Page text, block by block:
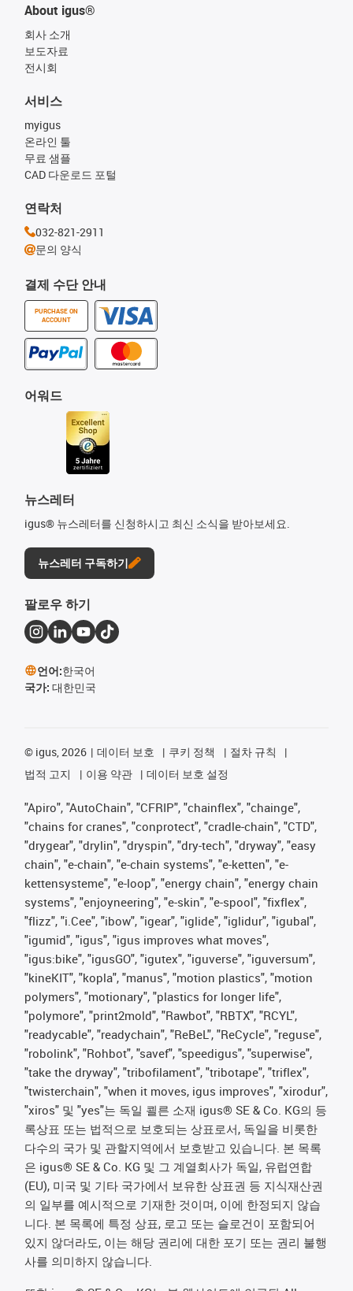
About igus®
회사 소개
보도자료
전시회
결제 수단 안내
PURCHASE ON
ACCOUNT
서비스
myigus
온라인 툴
무료 샘플
CAD 다운로드 포털
어워드
뉴스레터
igus® 뉴스레터를 신청하시고 최신 소식을 받아보세요.
뉴스레터 구독하기
연락처
032-821-2911
문의 양식
팔로우 하기
언어:한국어
국가: 대한민국
© igus, 2026 데이터 보호 쿠키 정책
절차 규칙
법적 고지
이용 약관 데이터 보호 설정
"Apiro", "AutoChain", "CFRIP", "chainflex", "chainge",
"chains for cranes", "conprotect", "cradle-chain", "CTD",
"drygear", "drylin", "dryspin", "dry-tech", "dryway", "easy
chain", "e-chain", "e-chain systems", "e-ketten", "e-
kettensysteme", "e-loop", "energy chain", "energy chain
systems", "enjoyneering", "e-skin", "e-spool", "fixflex",
"flizz", "i.Cee", "ibow", "igear", "iglide", "iglidur", "igubal",
"igumid", "igus", "igus improves what moves",
"igus:bike", "igusGO", "igutex", "iguverse", "iguversum",
"kineKIT", "kopla", "manus", "motion plastics", "motion
polymers", "motionary", "plastics for longer life",
"polymore", "print2mold", "Rawbot", "RBTX", "RCYL",
"readycable", "readychain", "ReBeL", "ReCycle", "reguse",
"robolink", "Rohbot", "savef", "speedigus", "superwise",
"take the dryway", "tribofilament", "tribotape", "triflex",
"twisterchain", "when it moves, igus improves", "xirodur",
"xiros" 및 "yes"는 독일 쾰른 소재 igus® SE & Co. KG의 등
록상표 또는 법적으로 보호되는 상표로서, 독일을 비롯한
다수의 국가 및 관할지역에서 보호받고 있습니다. 본 목록
은 igus® SE & Co. KG 및 그 계열회사가 독일, 유럽연합
(EU), 미국 및 기타 국가에서 보유한 상표권 등 지식재산권
의 일부를 예시적으로 기재한 것이며, 이에 한정되지 않습
니다. 본 목록에 특정 상표, 로고 또는 슬로건이 포함되어
있지 않더라도, 이는 해당 권리에 대한 포기 또는 권리 불행
사를 의미하지 않습니다.